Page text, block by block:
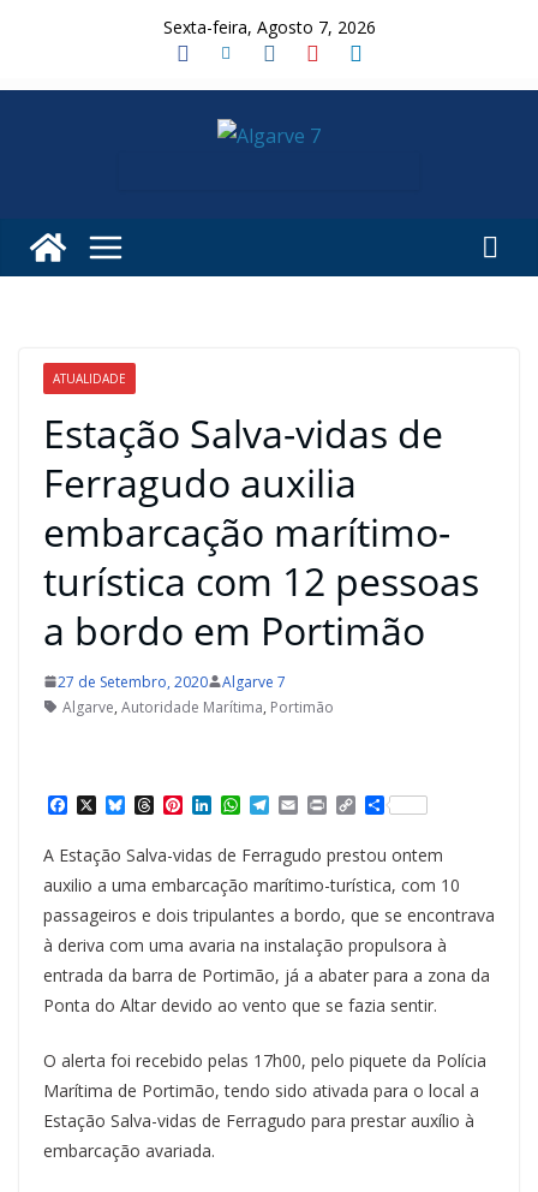
Sexta-feira, Agosto 7, 2026
ATUALIDADE
Estação Salva-vidas de
Ferragudo auxilia
embarcação marítimo-
turística com 12 pessoas
a bordo em Portimão
27 de Setembro, 2020
Algarve 7
Algarve, Autoridade Marítima, Portimão
a
c
e
b
o
o
k
X B
u
e
s
k
y
T
h
e
a
d
s
P
n
t
e
r
e
s
t
L
k
e
d
I
n
W
h
a
t
s
A
p
p
T
e
e
g
r
a
m
E
m
a
i
l
P
n
t
C
o
p
y
L
i
n
k
S
h
r
e
A Estação Salva-vidas de Ferragudo prestou ontem
auxilio a uma embarcação marítimo-turística, com 10
passageiros e dois tripulantes a bordo, que se encontrava
à deriva com uma avaria na instalação propulsora à
entrada da barra de Portimão, já a abater para a zona da
Ponta do Altar devido ao vento que se fazia sentir.
O alerta foi recebido pelas 17h00, pelo piquete da Polícia
Marítima de Portimão, tendo sido ativada para o local a
Estação Salva-vidas de Ferragudo para prestar auxílio à
embarcação avariada.